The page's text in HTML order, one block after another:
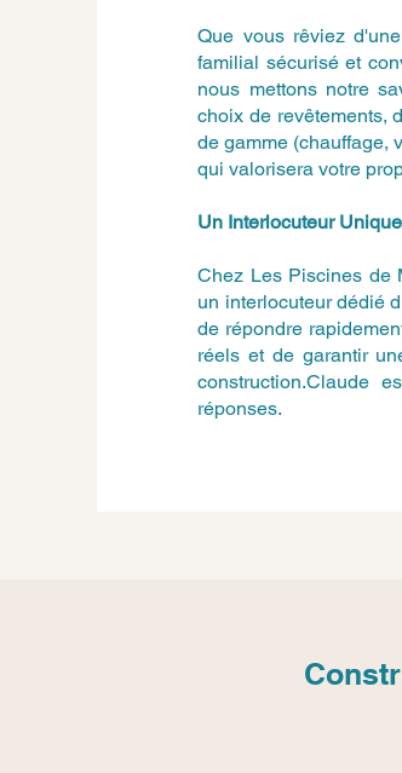
Que vous rêviez
familial sécurisé et
nous mettons notre
choix de revêtements,
de gamme (chauffage,
qui valorisera votre
Un Interlocuteur
Chez Les Piscines de
un interlocuteur dédié
de répondre
réels et de garantir
construction.Claude
réponses.